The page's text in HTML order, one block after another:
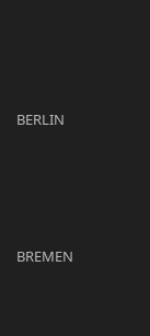
BERLIN
BREMEN